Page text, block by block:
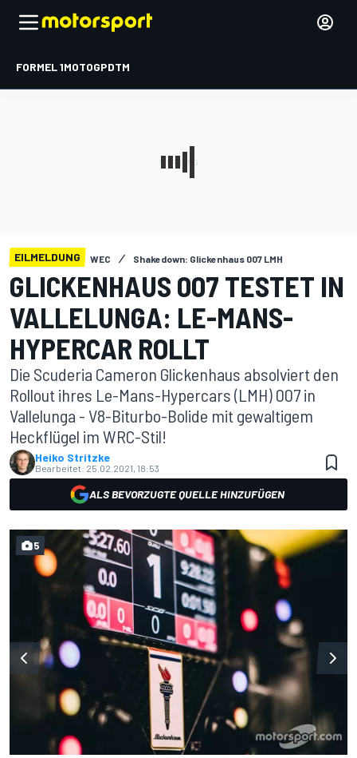
FORMEL 1MOTOGPDTM
EILMELDUNG WEC Shakedown: Glickenhaus 007 LMH
GLICKENHAUS 007 TESTET IN
VALLELUNGA: LE-MANS-
HYPERCAR ROLLT
Die Scuderia Cameron Glickenhaus absolviert den
Rollout ihres Le-Mans-Hypercars (LMH) 007 in
Vallelunga - V8-Biturbo-Bolide mit gewaltigem
Heckflügel im WRC-Stil!
Heiko Stritzke
Bearbeitet: 25.02.2021, 18:53
ALS BEVORZUGTE QUELLE HINZUFÜGEN
5